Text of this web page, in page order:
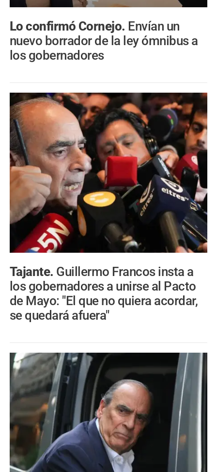
Lo confirmó Cornejo. Envían un
nuevo borrador de la ley ómnibus a
los gobernadores
Tajante. Guillermo Francos insta a
los gobernadores a unirse al Pacto
de Mayo: "El que no quiera acordar,
se quedará afuera"